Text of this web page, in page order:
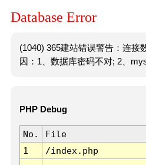
Database Error
(1040) 365建站错误警告：连接
因：1、数据库密码不对; 2、
PHP Debug
No. File
1
/index.php